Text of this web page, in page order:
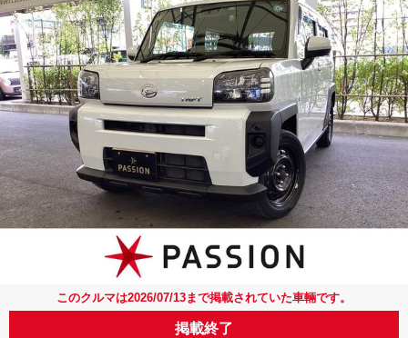
このクルマは2026/07/13まで掲載されていた車輛です。
掲載終了